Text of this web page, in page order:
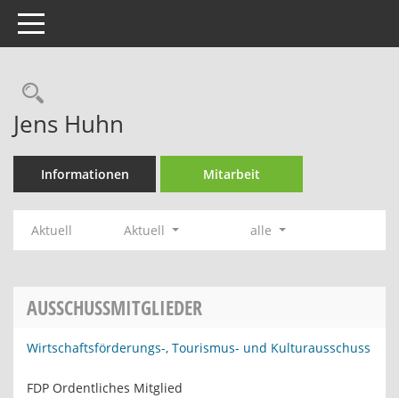
Toggle navigation
Rechercheauswahl
Jens Huhn
Informationen Mitarbeit
Aktuell Aktuell alle
AUSSCHUSSMITGLIEDER
Wirtschaftsförderungs-, Tourismus- und Kulturausschuss
FDP Ordentliches Mitglied